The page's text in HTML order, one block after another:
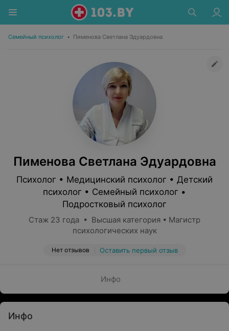
Семейный психолог • Пименова Светлана Эдуардовна
Пименова Светлана Эдуардовна
Психолог • Медицинский психолог • Детский
психолог • Семейный психолог •
Подростковый психолог
Стаж 23 года • Высшая категория • Магистр
психологических наук
Нет отзывов Оставить первый отзыв
Инфо
Инфо